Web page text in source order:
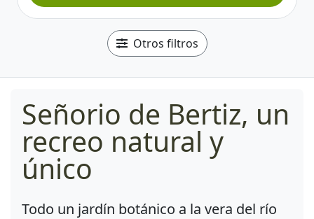
Otros filtros
Señorio de Bertiz, un
recreo natural y
único
Todo un jardín botánico a la vera del río